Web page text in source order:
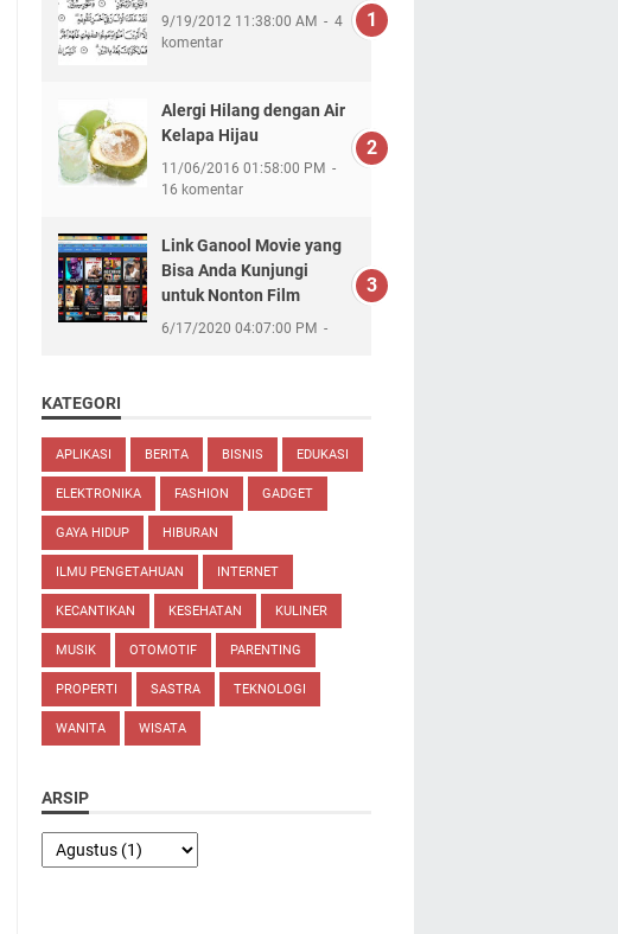
9/19/2012 11:38:00 AM
4
komentar
Alergi Hilang dengan Air
Kelapa Hijau
11/06/2016 01:58:00 PM
16 komentar
Link Ganool Movie yang
Bisa Anda Kunjungi
untuk Nonton Film
6/17/2020 04:07:00 PM
KATEGORI
APLIKASI BERITA BISNIS EDUKASI
ELEKTRONIKA FASHION GADGET
GAYA HIDUP HIBURAN
ILMU PENGETAHUAN INTERNET
KECANTIKAN KESEHATAN KULINER
MUSIK OTOMOTIF PARENTING
PROPERTI SASTRA TEKNOLOGI
WANITA WISATA
ARSIP